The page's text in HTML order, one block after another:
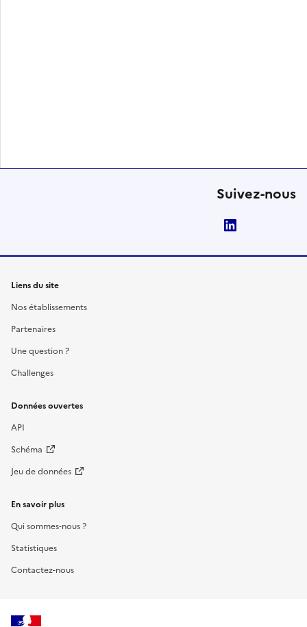
Suivez-nous
Liens du site
Nos établissements
Partenaires
Une question ?
Challenges
Données ouvertes
API
Schéma
Jeu de données
En savoir plus
Qui sommes-nous ?
Statistiques
Contactez-nous